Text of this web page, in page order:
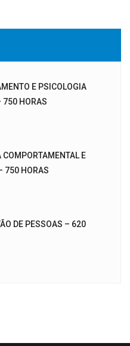
E PSICOLOGIA
750 HORAS
COMPORTAMENTAL E
750 HORAS
DE PESSOAS – 620